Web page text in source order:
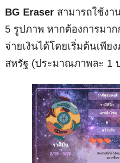
BG Eraser สามารถใช้งา
5 รูปภาพ หากต้องการมา
จ่ายเงินได้โดยเริ่มต้นเพีย
สหรัฐ (ประมาณภาพละ 1